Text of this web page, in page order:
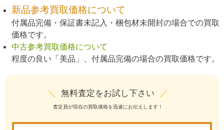
新品参考買取価格について
付属品完備・保証書未記入・梱包材未開封の場合での買取
価格です。
中古参考買取価格について
程度の良い「美品」、付属品完備の場合の買取価格です。
＼ 無料査定をお試し下さい ／
査定員が現在の買取価格を迅速にお伝えします！